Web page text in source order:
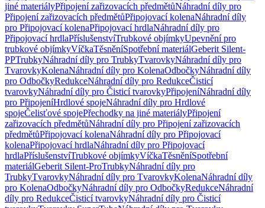
jiné materiályPřipojení zařizovacích předmětůNáhradní díly pro
Připojení zařizovacích předmětůPřipojovací kolenaNáhradní díly
pro Připojovací kolenaPřipojovací hrdlaNáhradní díly pro
Připojovací hrdlaPříslušenstvíTrubkové objímkyUpevnění pro
trubkové objímkyVíčkaTěsněníSpotřební materiálGeberit Silent-
PPTrubkyNáhradní díly pro TrubkyTvarovkyNáhradní díly pro
TvarovkyKolenaNáhradní díly pro KolenaOdbočkyNáhradní díly
pro OdbočkyRedukceNáhradní díly pro RedukceČisticí
tvarovkyNáhradní díly pro Čisticí tvarovkyPřipojeníNáhradní díly
pro PřipojeníHrdlové spojeNáhradní díly pro Hrdlové
spojeČelisťové spojePřechodky na jiné materiályPřipojení
zařizovacích předmětůNáhradní díly pro Připojení zařizovacích
předmětůPřipojovací kolenaNáhradní díly pro Připojovací
kolenaPřipojovací hrdlaNáhradní díly pro Připojovací
hrdlaPříslušenstvíTrubkové objímkyVíčkaTěsněníSpotřební
materiálGeberit Silent-ProTrubkyNáhradní díly pro
TrubkyTvarovkyNáhradní díly pro TvarovkyKolenaNáhradní díly
pro KolenaOdbočkyNáhradní díly pro OdbočkyRedukceNáhradní
díly pro RedukceČisticí tvarovkyNáhradní díly pro Čisticí